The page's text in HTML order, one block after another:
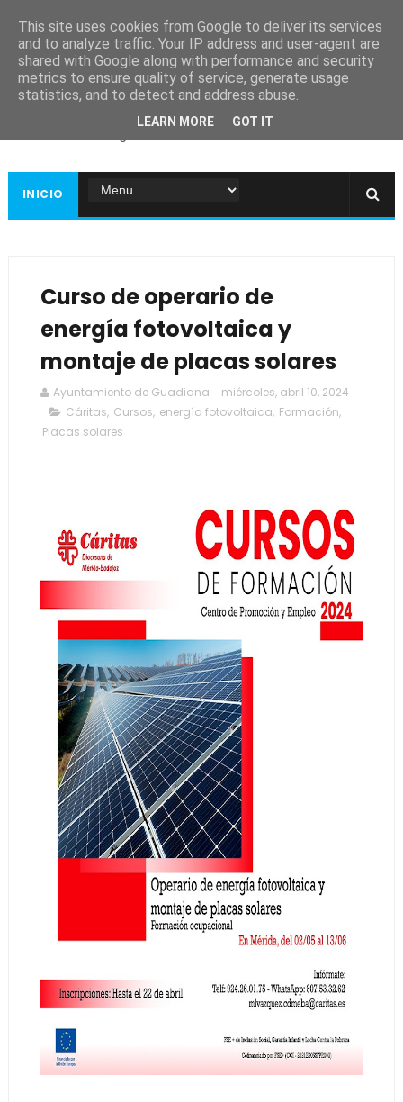
Ayuntamiento de
Guadiana
INICIO
Curso de operario de
energía fotovoltaica y
montaje de placas solares
Ayuntamiento de Guadiana
miércoles, abril 10, 2024
Cáritas, Cursos, energía fotovoltaica, Formación,
Placas solares
This site uses cookies from Google to deliver its services
and to analyze traffic. Your IP address and user-agent are
shared with Google along with performance and security
metrics to ensure quality of service, generate usage
statistics, and to detect and address abuse.
LEARN MORE GOT IT